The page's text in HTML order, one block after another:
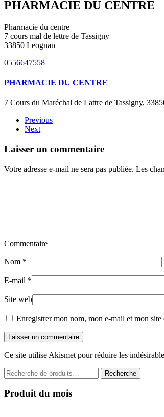
PHARMACIE DU CENTRE
Pharmacie du centre
7 cours mal de lettre de Tassigny
33850 Leognan
0556647558
PHARMACIE DU CENTRE
7 Cours du Maréchal de Lattre de Tassigny,
Previous
Next
Laisser un commentaire
Votre adresse e-mail ne sera pas publiée. Les
Commentaire
Nom *
E-mail *
Site web
Enregistrer mon nom, mon e-mail et mon
Laisser un commentaire
Ce site utilise Akismet pour réduire les
Recherche
pour :
Recherche
Produit du mois